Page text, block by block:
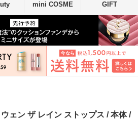
mini COSME GIFT
ェン ザ レイン ストップス / 本体 /